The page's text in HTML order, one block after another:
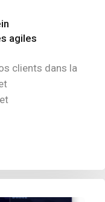
agiles
clients dans la